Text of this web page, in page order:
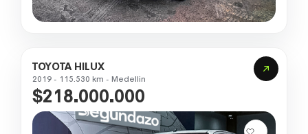
TOYOTA HILUX
2019 - 115.530 km - Medellin
$218.000.000